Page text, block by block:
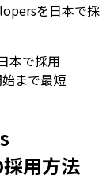
を日本で採
本で採用
まで最短
用方法